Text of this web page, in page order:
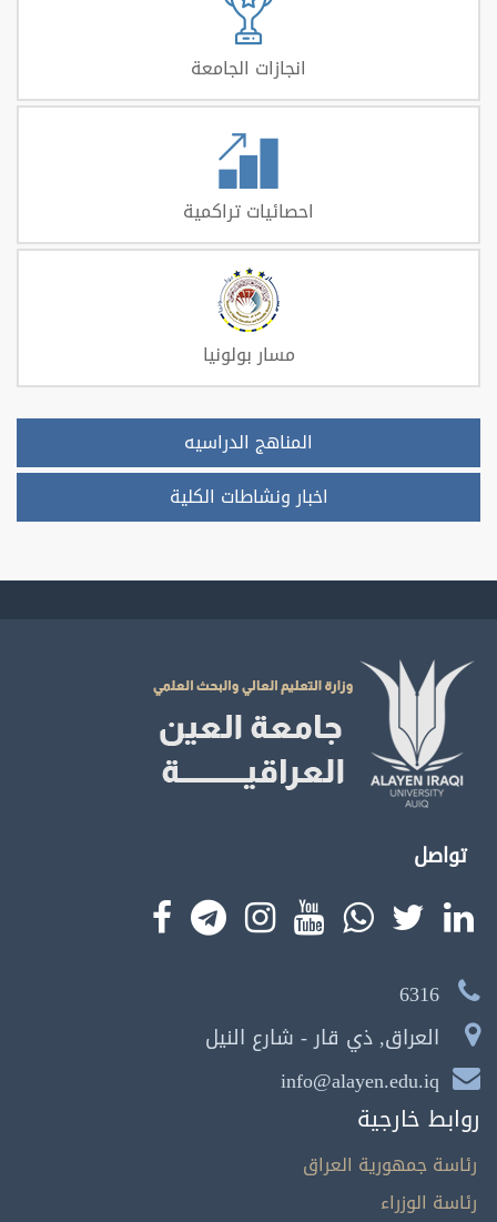
انجازات الجامعة
احصائيات تراكمية
مسار بولونيا
المناهج الدراسيه
اخبار ونشاطات الكلية
تواصل
6316
العراق, ذي قار - شارع النيل
info@alayen.edu.iq
روابط خارجية
رئاسة جمهورية العراق
رئاسة الوزراء